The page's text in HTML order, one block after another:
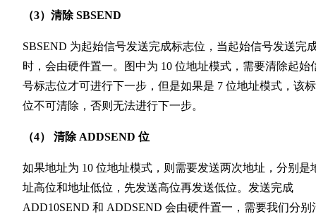
（3）清除 SBSEND
SBSEND 为起始信号发送完成标志位，当起始信号发送完
时，会由硬件置一。图中为 10 位地址模式，需要清除起始
号标志位才可进行下一步，但是如果是 7 位地址模式，该
位不可清除，否则无法进行下一步。
（4） 清除 ADDSEND 位
如果地址为 10 位地址模式，则需要发送两次地址，分别是
址高位和地址低位，先发送高位再发送低位。发送完成
ADD10SEND 和 ADDSEND 会由硬件置一，需要我们分别